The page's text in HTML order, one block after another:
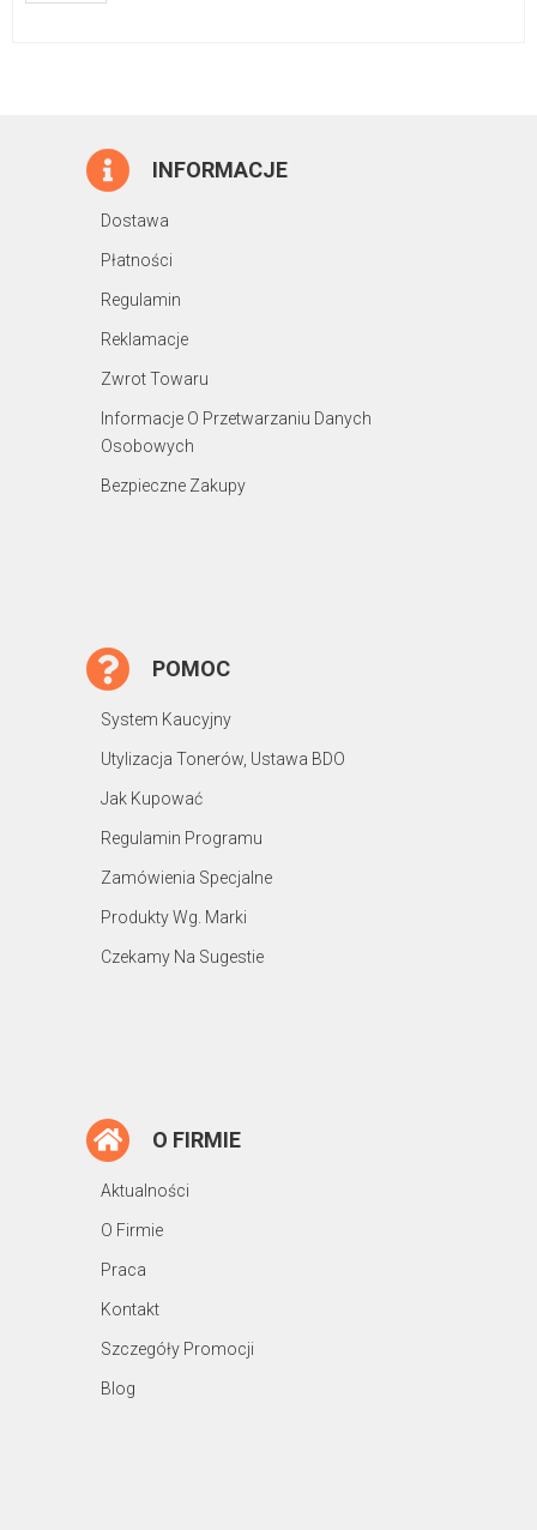
INFORMACJE
Dostawa
Płatności
Regulamin
Reklamacje
Zwrot Towaru
Informacje O Przetwarzaniu Danych
Osobowych
Bezpieczne Zakupy
POMOC
System Kaucyjny
Utylizacja Tonerów, Ustawa BDO
Jak Kupować
Regulamin Programu
Zamówienia Specjalne
Produkty Wg. Marki
Czekamy Na Sugestie
O FIRMIE
Aktualności
O Firmie
Praca
Kontakt
Szczegóły Promocji
Blog